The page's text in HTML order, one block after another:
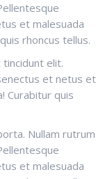
et malesuada
rhoncus tellus.
elit.
et netus et
Curabitur quis
Nullam rutrum
et malesuada